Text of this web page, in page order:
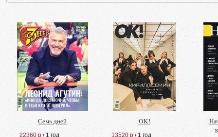
Семь дней
22360 р / 1 год
OK!
13520 р / 1 год